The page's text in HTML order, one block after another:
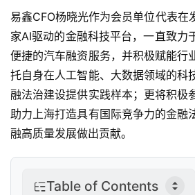
易鑫CFO杨晓光作为会员单位代表在
家AI驱动的金融科技平台，一直致力
便捷的汽车融资服务，并积极赋能行
托自身在人工智能、大数据领域的科
融法治建设提供实践样本；更将积极
助力上海打造具有国际竞争力的金融
融高质量发展做出贡献。
Table of Contents